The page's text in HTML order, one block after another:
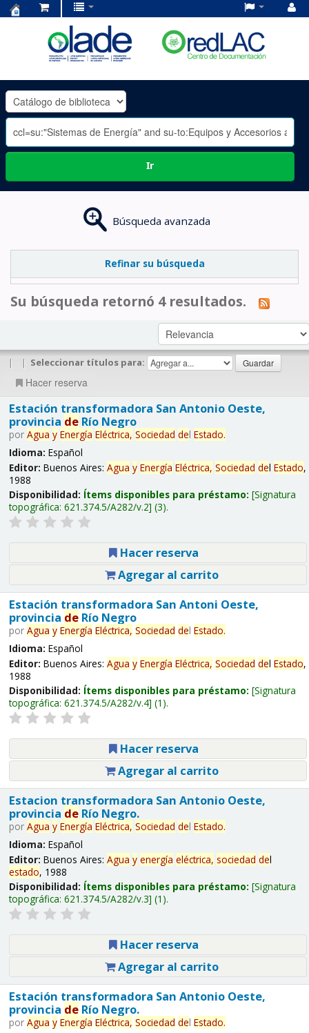
OLADE
-
Ir
Búsqueda avanzada
Refinar su búsqueda
Su búsqueda retornó 4 resultados.
| | Seleccionar títulos para:
Hacer reserva
Estación transformadora San Antonio Oeste,
provincia deRío Negro
por Agua y Energía Eléctrica, Sociedad del Estado.
Idioma: Español
Editor: Buenos Aires: Agua y Energía Eléctrica, Sociedad del Estado,
1988
Disponibilidad: Ítems disponibles para préstamo: Signatura
topográfica: 621.374.5/A282/v.2 (3).
Hacer reserva
Agregar al carrito
Estación transformadora San Antoni Oeste,
provincia deRío Negro
por Agua y Energía Eléctrica, Sociedad del Estado.
Idioma: Español
Editor: Buenos Aires: Agua y Energía Eléctrica, Sociedad del Estado,
1988
Disponibilidad: Ítems disponibles para préstamo: Signatura
topográfica: 621.374.5/A282/v.4 (1).
Hacer reserva
Agregar al carrito
Estacion transformadora San Antonio Oeste,
provincia deRío Negro.
por Agua y Energía Eléctrica, Sociedad del Estado.
Idioma: Español
Editor: Buenos Aires: Agua y energía eléctrica, sociedad del
estado, 1988
Disponibilidad: Ítems disponibles para préstamo: Signatura
topográfica: 621.374.5/A282/v.3 (1).
Hacer reserva
Agregar al carrito
Estación transformadora San Antonio Oeste,
provincia deRío Negro.
por Agua y Energía Eléctrica, Sociedad del Estado.